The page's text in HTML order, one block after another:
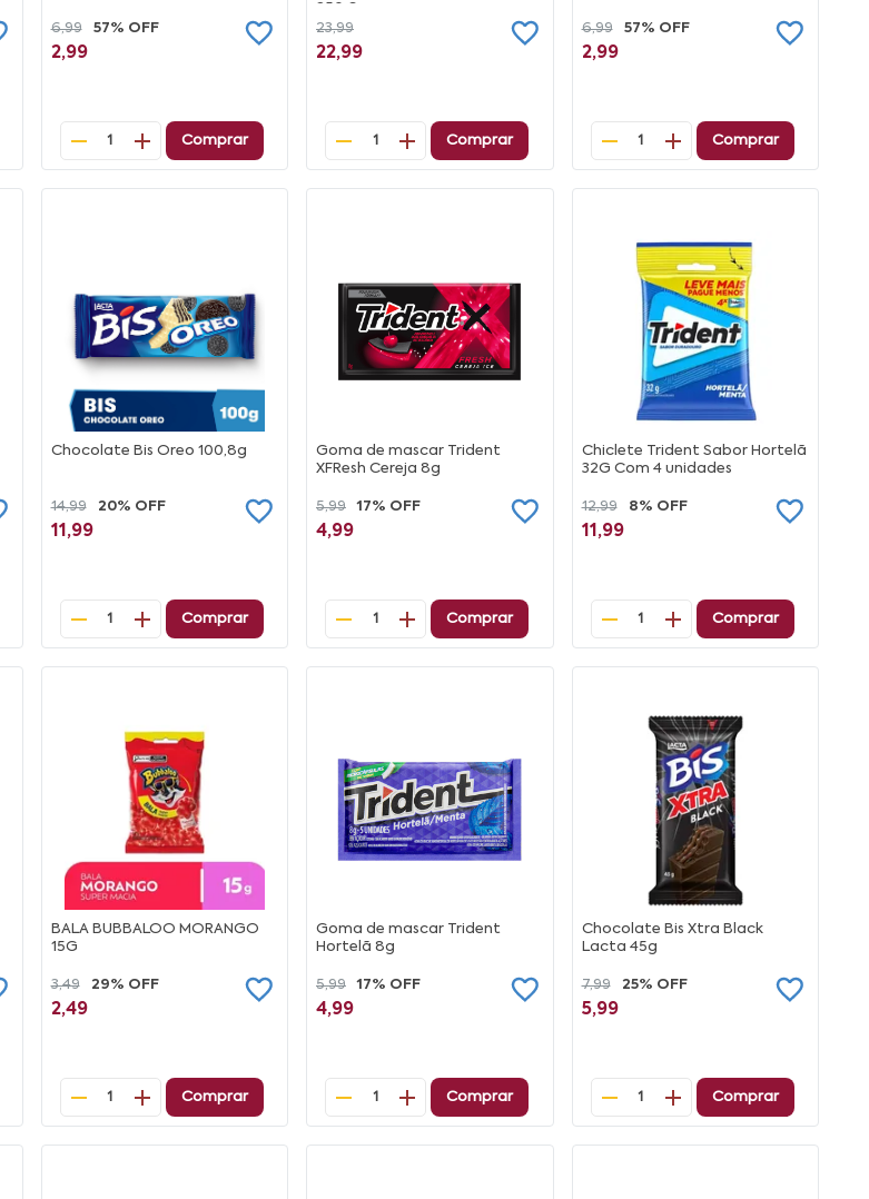
6,99 57% OFF
2,99
1 Comprar
250,6g
23,99
22,99
1 Comprar
6,99 57% OFF
2,99
1 Comprar
Chocolate Bis Oreo 100,8g
14,99 20% OFF
11,99
1 Comprar
Goma de mascar Trident
XFResh Cereja 8g
5,99 17% OFF
4,99
1 Comprar
Chiclete Trident Sabor Hortelã
32G Com 4 unidades
12,99 8% OFF
11,99
1 Comprar
BALA BUBBALOO MORANGO
15G
3,49 29% OFF
2,49
1 Comprar
Goma de mascar Trident
Hortelã 8g
5,99 17% OFF
4,99
1 Comprar
Chocolate Bis Xtra Black
Lacta 45g
7,99 25% OFF
5,99
1 Comprar